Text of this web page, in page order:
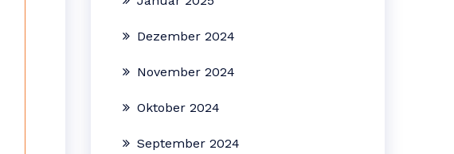
Dezember 2024
November 2024
Oktober 2024
September 2024